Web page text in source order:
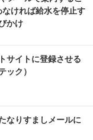
ければ給水を停止す
かけ
サイトに登録させる
ック）
なりすましメールに